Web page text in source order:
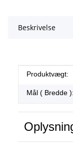
Beskrivelse
Produktvægt:
Mål ( Bredde ):